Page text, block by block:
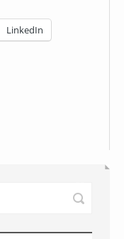
LinkedIn